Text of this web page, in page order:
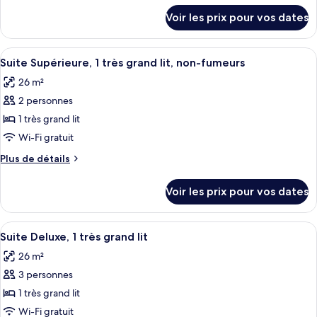
Chambre
Standard,
non-
fumeurs
le
type
de
Chambre
Standard,
fumeurs
Voir les prix pour vos dates
Afficher
toutes
les
photos
pour
ce
type
de
Suite
Supérieure,
1
très
grand
lit,
non-
Une chambre d’hôtel avec un
5
Suite Supérieure, 1 très grand lit, non-fumeurs
26 m²
2 personnes
1 très grand lit
Wi-Fi gratuit
Plus de détails
Plus
le
type
de
Suite
Supérieure,
très
grand
Voir les prix pour vos dates
Afficher
toutes
les
photos
pour
ce
Une salle de bain aux murs en
3
Suite Deluxe, 1 très grand lit
26 m²
3 personnes
1 très grand lit
Wi-Fi gratuit